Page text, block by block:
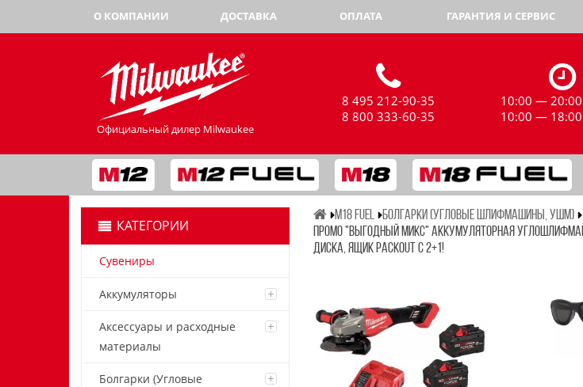
О КОМПАНИИ ДОСТАВКА ОПЛАТА ГАРАНТИЯ И СЕРВИС
Официальный дилер Milwaukee
8 495 212-90-35
8 800 333-60-35
10:00 —
10:00 — 18:00
КАТЕГОРИИ
Сувениры
Аккумуляторы
Аксессуары и расходные
материалы
Болгарки (Угловые
M18 FUEL БОЛГАРКИ (УГЛОВЫЕ ШЛИФМАШИНЫ, УШМ)
ПРОМО "ВЫГОДНЫЙ МИКС" АККУМУЛЯТОРНАЯ
ДИСКА, ЯЩИК PACKOUT С 2+1!